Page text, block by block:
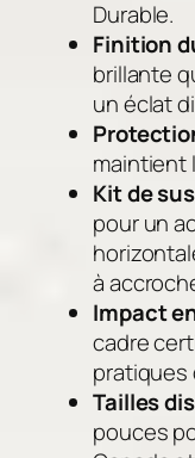
Durable.
Finition
brillante
un éclat
maintient
Kit de
pour un
à
Impact
cadre
pratiques
Tailles
pouces